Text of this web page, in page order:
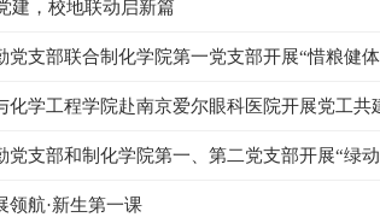
建，校地联动启新篇
党支部联合制化学院第一党支部开展“惜粮健
化学工程学院赴南京爱尔眼科医院开展党工共
党支部和制化学院第一、第二党支部开展“绿
领航·新生第一课